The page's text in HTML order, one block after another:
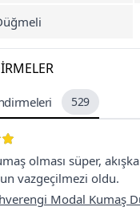
529
olması süper,
vazgeçilmezi oldu.
Modal Kumaş